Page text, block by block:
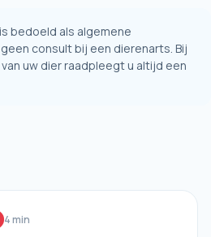
bedoeld als algemene
consult bij een dierenarts. Bij
uw dier raadpleegt u altijd een
4 min